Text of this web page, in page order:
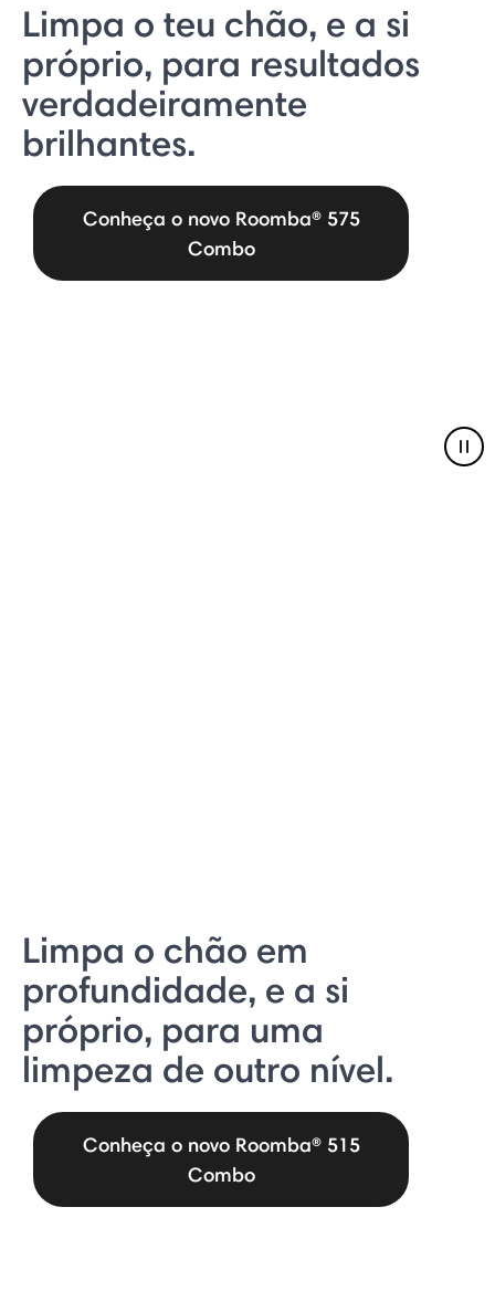
Limpa o teu chão, e a si
próprio, para resultados
verdadeiramente
brilhantes.
Conheça o novo Roomba® 575
Combo
Limpa o chão em
profundidade, e a si
próprio, para uma
limpeza de outro nível.
Conheça o novo Roomba® 515
Combo